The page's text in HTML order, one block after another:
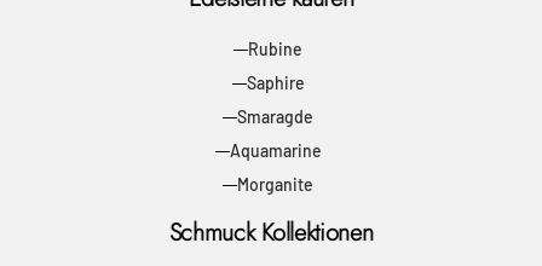
Rubine
Saphire
Smaragde
Aquamarine
Morganite
Schmuck Kollektionen